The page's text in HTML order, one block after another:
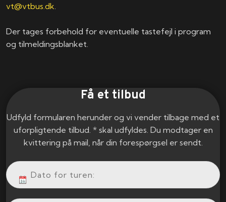
vt@vtbus.dk
Der tages forbehold for eventuelle tastefejl i program
og tilmeldingsblanket.
Få et tilbud
Udfyld formularen herunder og vi vender tilbage med et
uforpligtende tilbud. * skal udfyldes. Du modtager en
kvittering på mail, når din forespørgsel er sendt.